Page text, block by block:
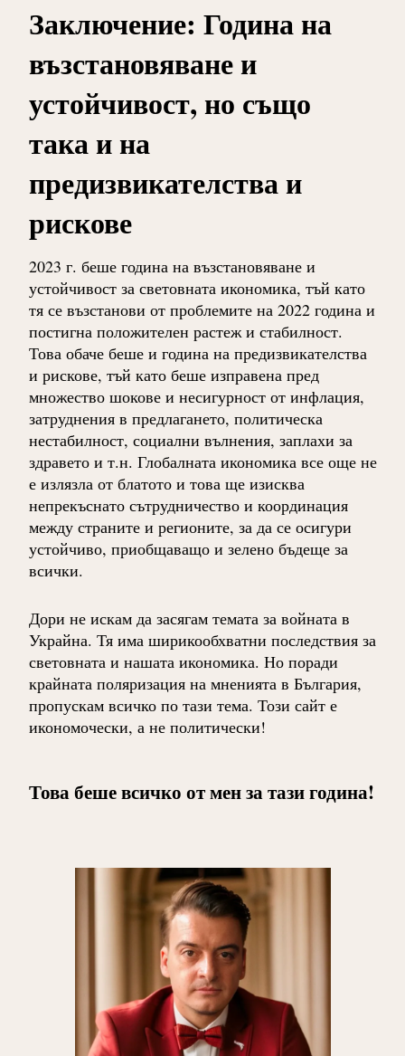
Заключение: Година на
възстановяване и
устойчивост, но също
така и на
предизвикателства и
рискове
2023 г. беше година на възстановяване и
устойчивост за световната икономика, тъй като
тя се възстанови от проблемите на 2022 година и
постигна положителен растеж и стабилност.
Това обаче беше и година на предизвикателства
и рискове, тъй като беше изправена пред
множество шокове и несигурност от инфлация,
затруднения в предлагането, политическа
нестабилност, социални вълнения, заплахи за
здравето и т.н. Глобалната икономика все още не
е излязла от блатото и това ще изисква
непрекъснато сътрудничество и координация
между страните и регионите, за да се осигури
устойчиво, приобщаващо и зелено бъдеще за
всички.
Дори не искам да засягам темата за войната в
Украйна. Тя има ширикообхватни последствия за
световната и нашата икономика. Но поради
крайната поляризация на мненията в България,
пропускам всичко по тази тема. Този сайт е
икономочески, а не политически!
Това беше всичко от мен за тази година!